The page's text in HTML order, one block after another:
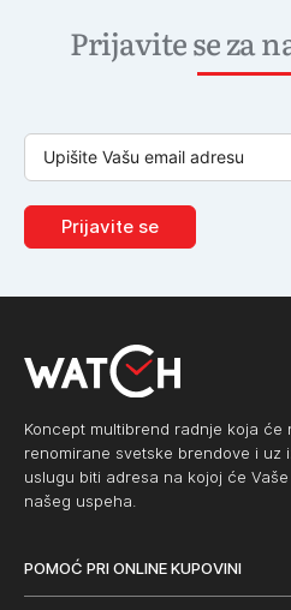
Prijavite se za
Prijavite se
Koncept multibrend radnje koja će
renomirane svetske brendove i uz
uslugu biti adresa na kojoj će
našeg uspeha.
POMOĆ PRI ONLINE KUPOVINI